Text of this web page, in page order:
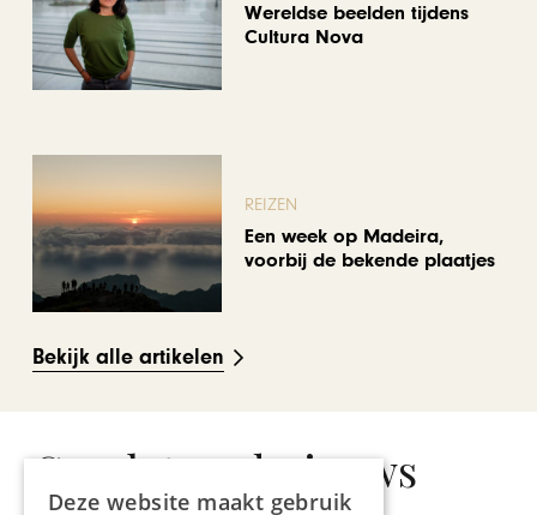
Wereldse beelden tijdens
Cultura Nova
REIZEN
Een week op Madeira,
voorbij de bekende plaatjes
Bekijk alle artikelen
Gerelateerd nieuws
Deze website maakt gebruik